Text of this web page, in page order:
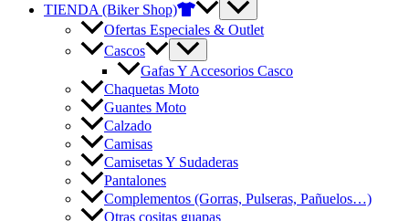
TIENDA (Biker Shop)
Ofertas Especiales & Outlet
Cascos
Gafas Y Accesorios Casco
Chaquetas Moto
Guantes Moto
Calzado
Camisas
Camisetas Y Sudaderas
Pantalones
Complementos (Gorras, Pulseras, Pañuelos…)
Otras cositas guapas